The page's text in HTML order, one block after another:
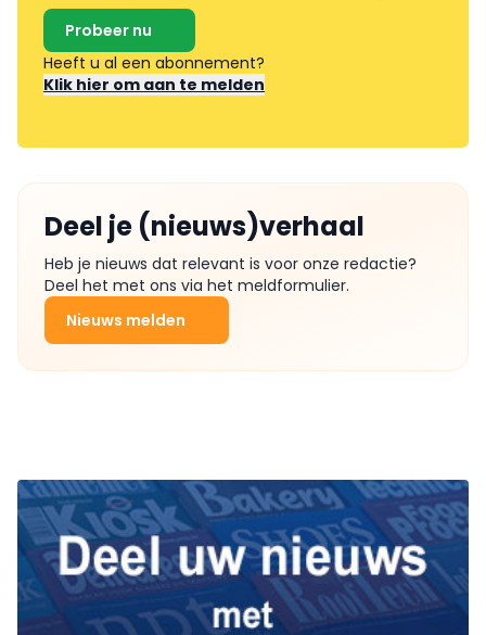
Probeer nu
Heeft u al een abonnement?
Klik hier om aan te melden
Deel je (nieuws)verhaal
Heb je nieuws dat relevant is voor onze redactie?
Deel het met ons via het meldformulier.
Nieuws melden